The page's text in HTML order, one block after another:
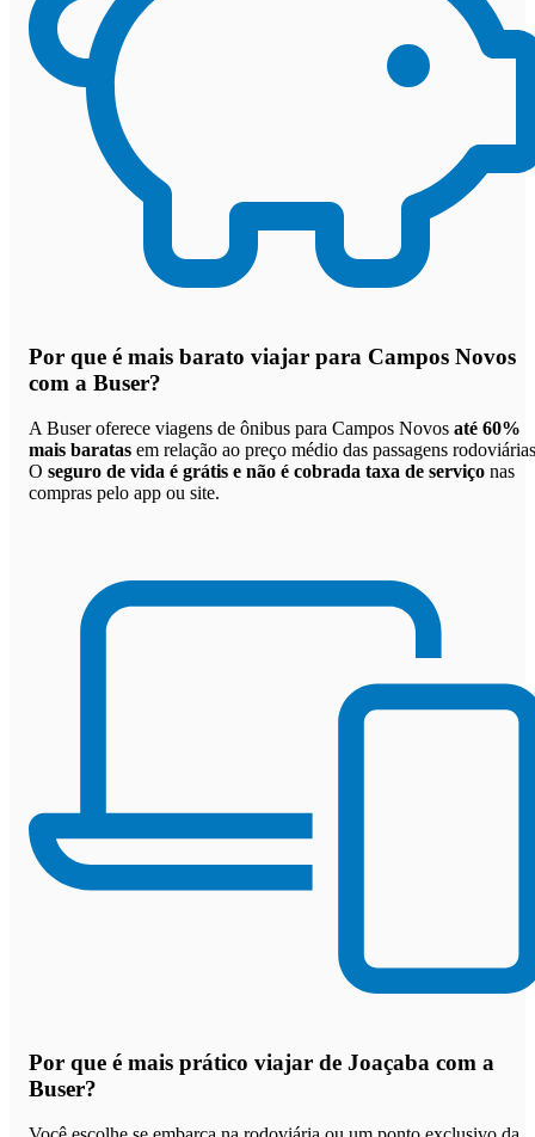
Por que é mais barato viajar para Campos Novos
com a Buser?
A Buser oferece viagens de ônibus para Campos Novos até 60%
mais baratas em relação ao preço médio das passagens
O seguro de vida é grátis e não é cobrada taxa de serviço nas
compras pelo app ou site.
Por que é mais prático viajar de Joaçaba com a
Buser?